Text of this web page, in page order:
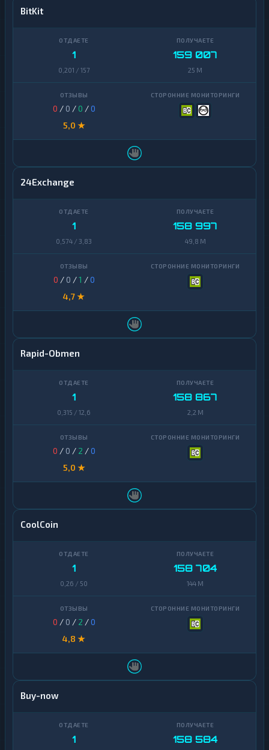
BitKit
1
0,201 / 157
159 007
25 M
0 / 0 /0 /0
5,0 ★
24Exchange
1
0,574 / 3,83
158 997
49,8 M
0 / 0 /1 /0
4,7 ★
Rapid-Obmen
1
0,315 / 12,6
158 867
2,2 M
0 / 0 / 2 /0
5,0 ★
CoolCoin
1
0,26 / 50
158 704
144 M
0 / 0 / 2 /0
4,8 ★
Buy-now
1 158 584